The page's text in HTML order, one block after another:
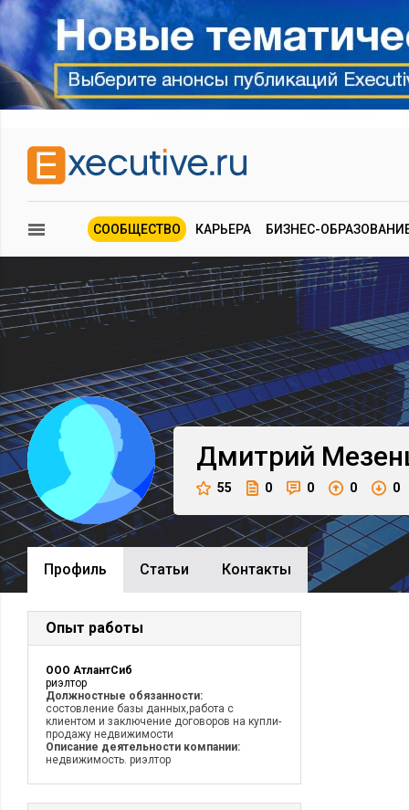
СООБЩЕСТВО КАРЬЕРА БИЗНЕС-
Дмитрий
55 0 0 0 0
Профиль Cтатьи Контакты
Опыт работы
ООО АтлантСиб
риэлтор
Должностные обязанности:
состовление базы данных,работа с
клиентом и заключение договоров на купли-
продажу недвижимости
Описание деятельности компании:
недвижимость. риэлтор